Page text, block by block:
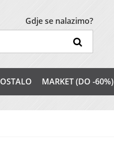
Gdje se nalazimo?
OSTALO MARKET (DO -60%)